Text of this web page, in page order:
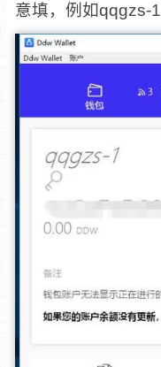
意填，例如qqgzs-1